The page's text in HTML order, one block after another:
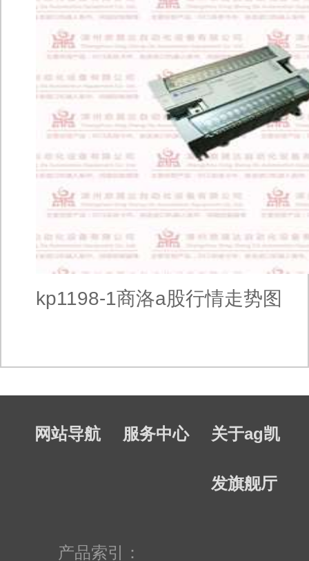
kp1198-1商洛a股行情走势图
网站导航 服务中心 关于ag凯
发旗舰厅
产品索引：